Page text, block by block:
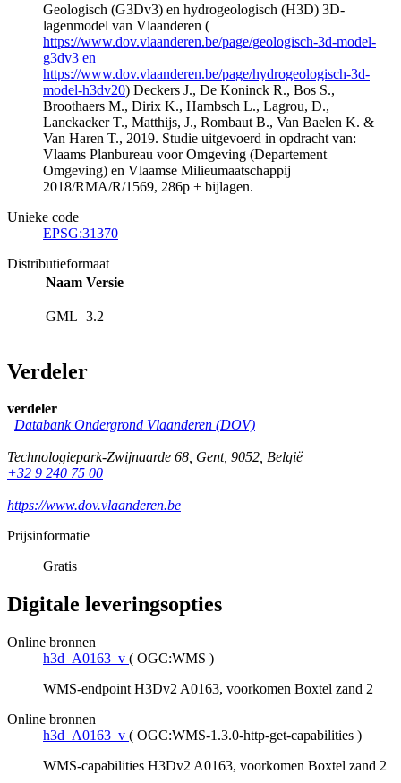
Geologisch (G3Dv3) en hydrogeologisch (H3D) 3D-
lagenmodel van Vlaanderen (
https://www.dov.vlaanderen.be/page/geologisch-3d-model-
g3dv3 en
https://www.dov.vlaanderen.be/page/hydrogeologisch-3d-
model-h3dv20) Deckers J., De Koninck R., Bos S.,
Broothaers M., Dirix K., Hambsch L., Lagrou, D.,
Lanckacker T., Matthijs, J., Rombaut B., Van Baelen K. &
Van Haren T., 2019. Studie uitgevoerd in opdracht van:
Vlaams Planbureau voor Omgeving (Departement
Omgeving) en Vlaamse Milieumaatschappij
2018/RMA/R/1569, 286p + bijlagen.
Unieke code
EPSG:31370
Distributieformaat
Naam Versie
GML 3.2
Verdeler
verdeler
Databank Ondergrond Vlaanderen (DOV)
Technologiepark-Zwijnaarde 68, Gent, 9052, België
+32 9 240 75 00
https://www.dov.vlaanderen.be
Prijsinformatie
Gratis
Digitale leveringsopties
Online bronnen
h3d_A0163_v ( OGC:WMS )
WMS-endpoint H3Dv2 A0163, voorkomen Boxtel zand 2
Online bronnen
h3d_A0163_v ( OGC:WMS-1.3.0-http-get-capabilities )
WMS-capabilities H3Dv2 A0163, voorkomen Boxtel zand 2